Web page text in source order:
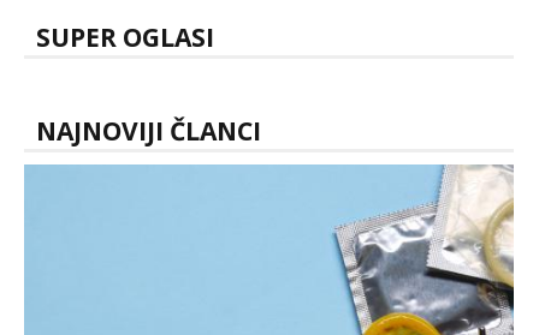
SUPER OGLASI
NAJNOVIJI ČLANCI